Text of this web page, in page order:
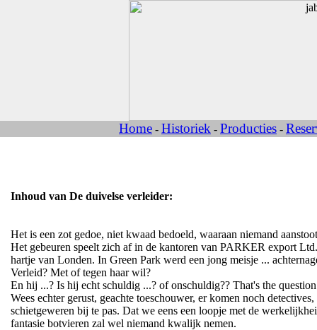
Home - Historiek - Producties -
Inhoud van De duivelse verleider:
Het is een zot gedoe, niet kwaad bedoeld, waaraan niemand
Het gebeuren speelt zich af in de kantoren van PARKER export
hartje van Londen. In Green Park werd een jong meisje ...
Verleid? Met of tegen haar wil?
En hij ...? Is hij echt schuldig ...? of onschuldig?? That's the
Wees echter gerust, geachte toeschouwer, er komen noch
schietgeweren bij te pas. Dat we eens een loopje met de
fantasie botvieren zal wel niemand kwalijk nemen.